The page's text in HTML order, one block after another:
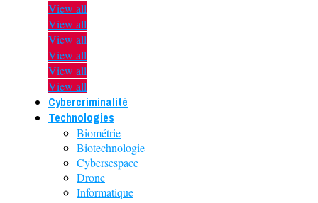
View all
View all
View all
View all
View all
View all
Cybercriminalité
Technologies
Biométrie
Biotechnologie
Cybersespace
Drone
Informatique